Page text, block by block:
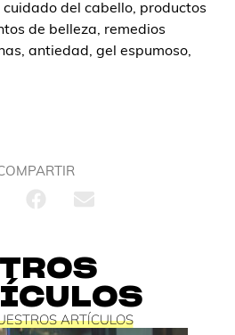
del cabello, productos
de belleza, remedios
antiedad, gel espumoso,
ARTÍCULOS